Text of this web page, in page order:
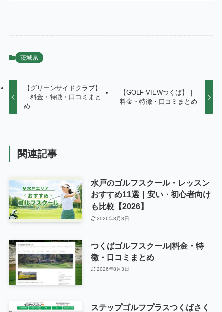
茨城県
【グリーンサイドクラブ】
｜料金・特徴・口コミまと
め
【GOLF VIEWつくば】｜
料金・特徴・口コミまとめ
関連記事
水戸のゴルフスクール・レッスン
おすすめ11選｜安い・初心者向け
も比較【2026】
2026年8月3日
つくばゴルフスクール|料金・特
徴・口コミまとめ
2026年8月3日
ステップゴルフプラスつくばさく